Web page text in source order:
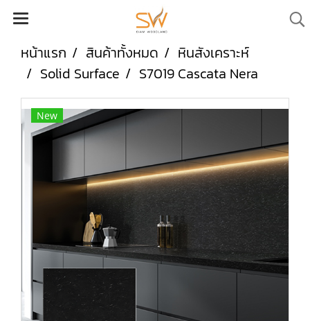
หน้าแรก สินค้าทั้งหมด
หินสังเคราะห์
Solid Surface
S7019 Cascata Nera
New